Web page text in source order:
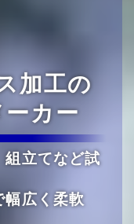
加工の
ーカー
組立てなど試
幅広く柔軟